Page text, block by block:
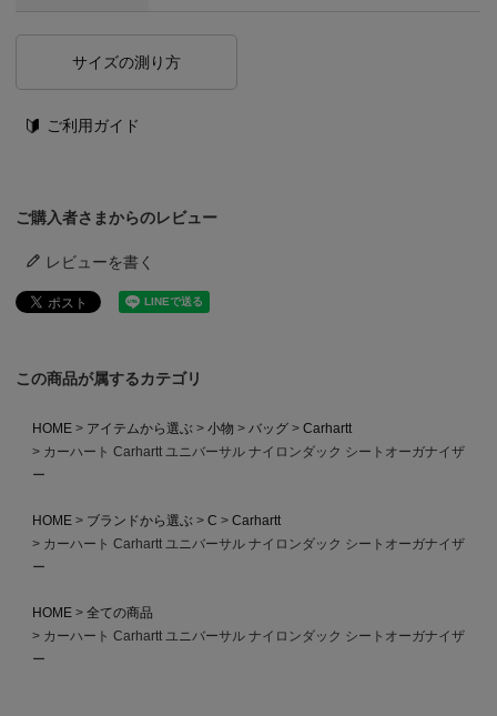
サイズの測り方
ご利用ガイド
ご購入者さまからのレビュー
レビューを書く
この商品が属するカテゴリ
HOME アイテムから選ぶ 小物 バッグ
Carhartt
カーハート Carhartt ユニバーサル ナイロンダック シートオーガナイザ
ー
HOME ブランドから選ぶ C
Carhartt
カーハート Carhartt ユニバーサル ナイロンダック シートオーガナイザ
ー
HOME
全ての商品
カーハート Carhartt ユニバーサル ナイロンダック シートオーガナイザ
ー